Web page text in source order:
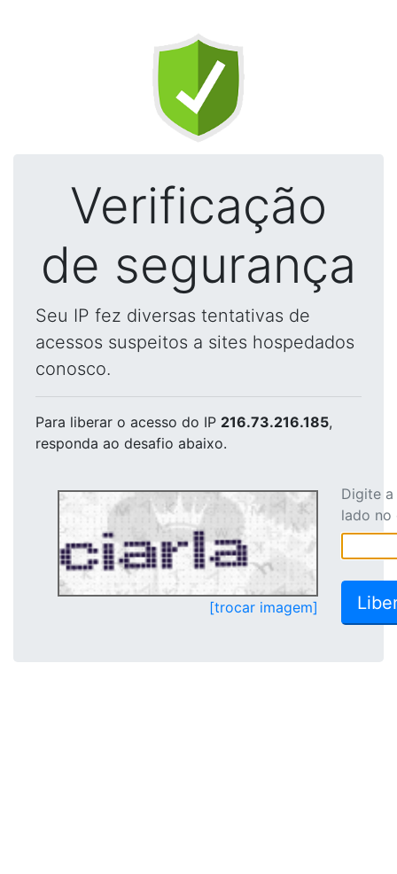
Verificação
de segurança
Seu IP fez diversas tentativas de
acessos suspeitos a sites hospedados
conosco.
Para liberar o acesso do IP 216.73.216.185,
responda ao desafio abaixo.
[trocar imagem]
Digite
lado no